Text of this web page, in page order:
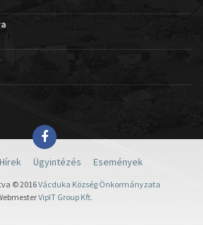
Hírek Ügyintézés Események
© 2016Vácduka Község Önkormányzata
VipIT Group Kft.